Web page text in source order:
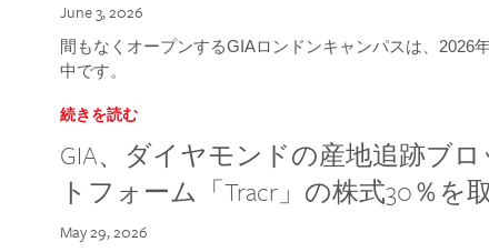
June 3, 2026
間もなくオープンするGIAロンドンキャンパスは、2026
中です。
続きを読む
GIA、ダイヤモンドの産地追跡ブ
トフォーム「Tracr」の株式30％を
May 29, 2026